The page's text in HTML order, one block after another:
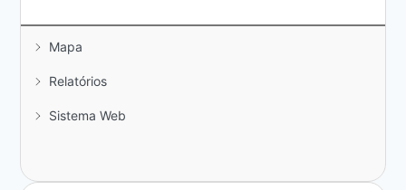
Mapa
Relatórios
Sistema Web